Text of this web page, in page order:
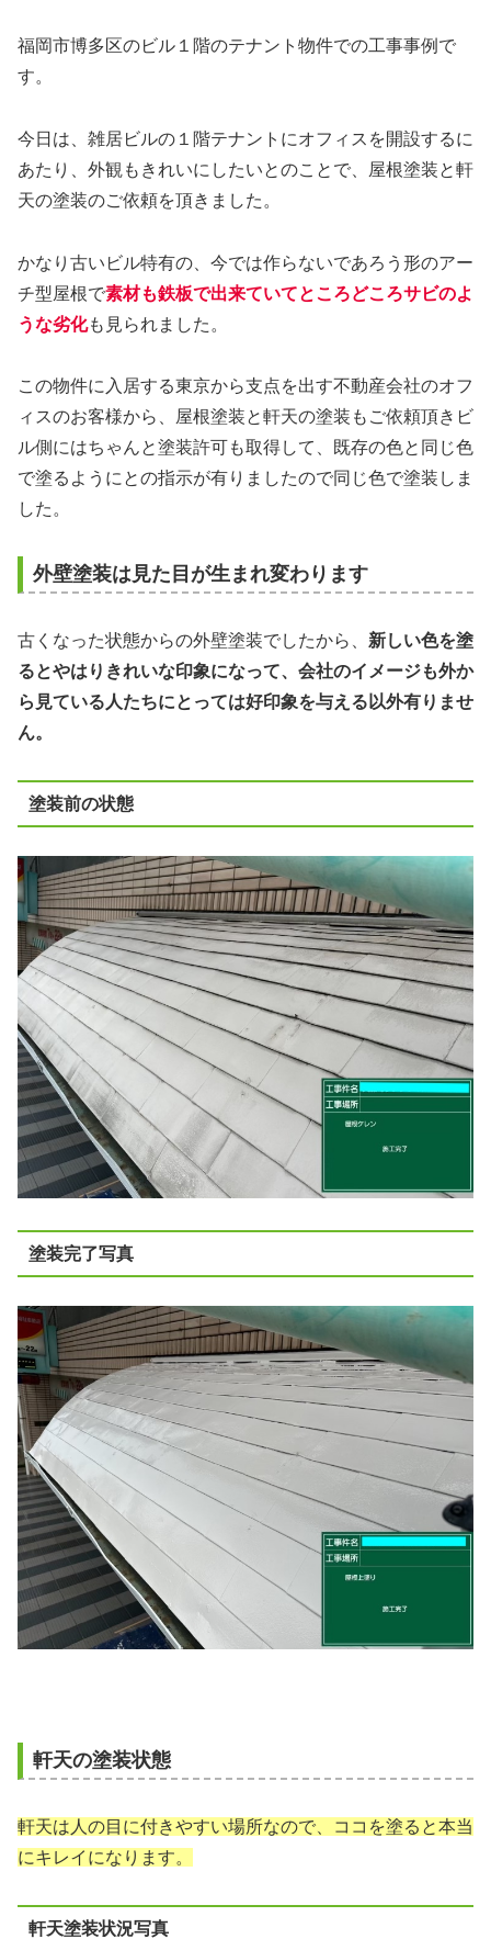
福岡市博多区のビル１階のテナント物件での工事事例で
す。
今日は、雑居ビルの１階テナントにオフィスを開設するに
あたり、外観もきれいにしたいとのことで、屋根塗装と軒
天の塗装のご依頼を頂きました。
かなり古いビル特有の、今では作らないであろう形のアー
チ型屋根で素材も鉄板で出来ていてところどころサビのよ
うな劣化も見られました。
この物件に入居する東京から支点を出す不動産会社のオフ
ィスのお客様から、屋根塗装と軒天の塗装もご依頼頂きビ
ル側にはちゃんと塗装許可も取得して、既存の色と同じ色
で塗るようにとの指示が有りましたので同じ色で塗装しま
した。
外壁塗装は見た目が生まれ変わります
古くなった状態からの外壁塗装でしたから、 新しい色を塗
るとやはりきれいな印象になって、会社のイメージも外か
ら見ている人たちにとっては好印象を与える以外有りませ
ん。
塗装前の状態
塗装完了写真
軒天の塗装状態
軒天は人の目に付きやすい場所なので、ココを塗ると本当
にキレイになります。
軒天塗装状況写真